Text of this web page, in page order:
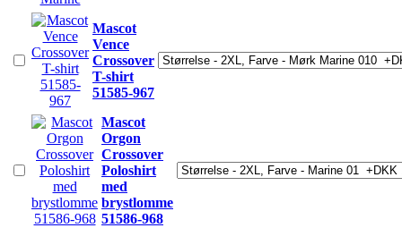
Mascot
Vence
Crossover
T-shirt
51585-967
Mascot
Orgon
Crossover
Poloshirt
med
brystlomme
51586-968